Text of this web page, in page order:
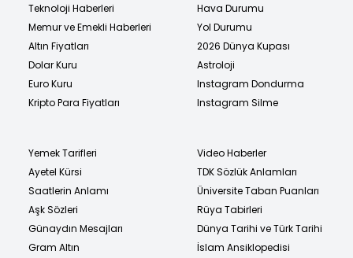
Teknoloji Haberleri
Memur ve Emekli Haberleri
Altın Fiyatları
Dolar Kuru
Euro Kuru
Kripto Para Fiyatları
Hava Durumu
Yol Durumu
2026 Dünya Kupası
Astroloji
Instagram Dondurma
Instagram Silme
Yemek Tarifleri
Ayetel Kürsi
Saatlerin Anlamı
Aşk Sözleri
Günaydın Mesajları
Gram Altın
Video Haberler
TDK Sözlük Anlamları
Üniversite Taban Puanları
Rüya Tabirleri
Dünya Tarihi ve Türk Tarihi
İslam Ansiklopedisi